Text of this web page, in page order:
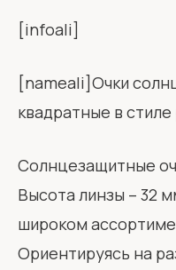
[infoali]
[nameali]Очки
квадратные в
Солнцезащитные
Высота линзы – 32
широком
Ориентируясь на